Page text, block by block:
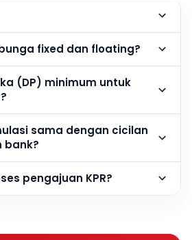
fixed dan floating?
(DP) minimum untuk
sama dengan cicilan
bank?
pengajuan KPR?